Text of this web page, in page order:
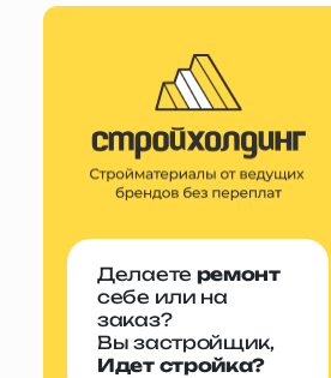
Делаете ремонт
себе или на
заказ?
Вы застройщик,
Идет стройка?